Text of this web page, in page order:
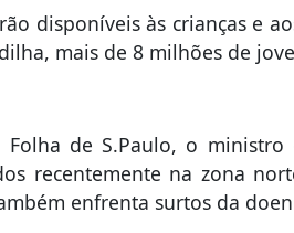
disponíveis às crianças e
mais de 8 milhões de
Folha de S.Paulo, o
recentemente na zona
enfrenta surtos da